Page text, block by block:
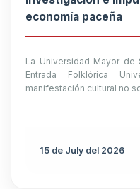
economía paceña
La Universidad Mayor de
Entrada Folklórica
manifestación cultural no
15 de July del 2026